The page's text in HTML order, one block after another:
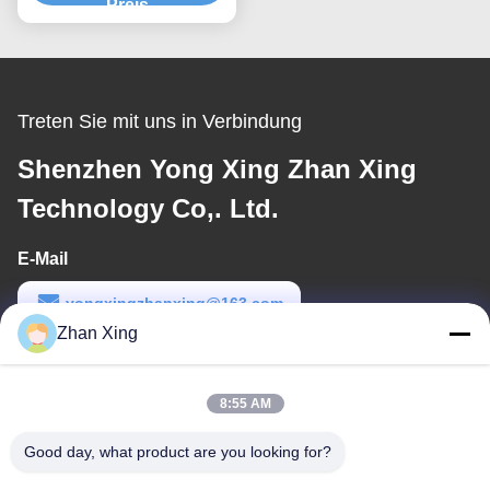
Preis
Treten Sie mit uns in Verbindung
Shenzhen Yong Xing Zhan Xing
Technology Co,. Ltd.
E-Mail
yongxingzhanxing@163.com
Arbeitszeit
Zhan Xing
8:55 AM
Good day, what product are you looking for?